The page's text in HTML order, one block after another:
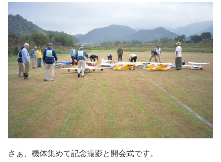
さぁ、機体集めて記念撮影と開会式です。